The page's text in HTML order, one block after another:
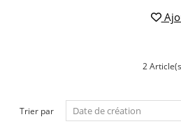
2
Trier par